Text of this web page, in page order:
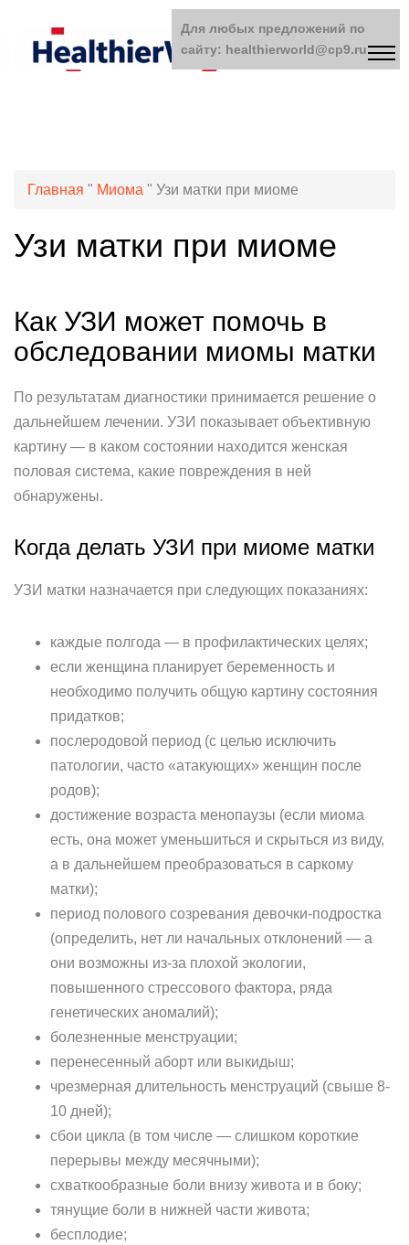
Главная " Миома " Узи матки при миоме
Узи матки при миоме
Как УЗИ может помочь в
обследовании миомы матки
По результатам диагностики принимается решение о
дальнейшем лечении. УЗИ показывает объективную
картину — в каком состоянии находится женская
половая система, какие повреждения в ней
обнаружены.
Когда делать УЗИ при миоме матки
УЗИ матки назначается при следующих показаниях:
каждые полгода — в профилактических целях;
если женщина планирует беременность и
необходимо получить общую картину состояния
придатков;
послеродовой период (с целью исключить
патологии, часто «атакующих» женщин после
родов);
достижение возраста менопаузы (если миома
есть, она может уменьшиться и скрыться из виду,
а в дальнейшем преобразоваться в саркому
матки);
период полового созревания девочки-подростка
(определить, нет ли начальных отклонений — а
они возможны из-за плохой экологии,
повышенного стрессового фактора, ряда
генетических аномалий);
болезненные менструации;
перенесенный аборт или выкидыш;
чрезмерная длительность менструаций (свыше 8-
10 дней);
сбои цикла (в том числе — слишком короткие
перерывы между месячными);
схваткообразные боли внизу живота и в боку;
тянущие боли в нижней части живота;
бесплодие;
Для любых предложений по
сайту: healthierworld@cp9.ru